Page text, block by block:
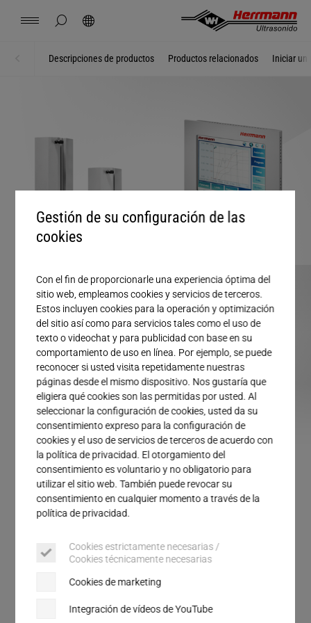
Gestión de su configuración de las
cookies
Con el fin de proporcionarle una experiencia óptima del
sitio web, empleamos cookies y servicios de terceros.
Estos incluyen cookies para la operación y optimización
del sitio así como para servicios tales como el uso de
texto o videochat y para publicidad con base en su
comportamiento de uso en línea. Por ejemplo, se puede
reconocer si usted visita repetidamente nuestras
páginas desde el mismo dispositivo. Nos gustaría que
eligiera qué cookies son las permitidas por usted. Al
seleccionar la configuración de cookies, usted da su
consentimiento expreso para la configuración de
cookies y el uso de servicios de terceros de acuerdo con
la política de privacidad. El otorgamiento del
consentimiento es voluntario y no obligatorio para
utilizar el sitio web. También puede revocar su
consentimiento en cualquier momento a través de la
política de privacidad.
Cookies estrictamente necesarias /
Cookies técnicamente necesarias
Cookies de marketing
Integración de vídeos de YouTube
ocultar búsqueda de página
Soluciones por segmento
Productos
Empresa
Servicio
Contacto Lugares Noticias Empleo Descargas
Hungary
Japan 日本語
Descripciones de productos Productos relacionados Iniciar un
COMPACTLINE VARIO COMPACTLINE LOGIC COMPACTLINE SOLID
Sistemas COMPACTLINE
Serie de actuadores compactos de 35 kHz: cuando
el tamaño y el peso importan. Disponibles como
componentes individuales para su integración en
robóticas, permiten el uso flexible de la tecnología